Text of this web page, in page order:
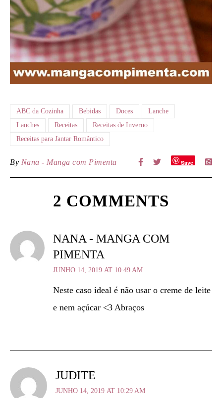
ABC da Cozinha Bebidas Doces
Lanche
Lanches
Receitas
Receitas de Inverno
Receitas para Jantar Romântico
By Nana - Manga com Pimenta Save
2 COMMENTS
NANA - MANGA COM
PIMENTA
JUNHO 14, 2019 AT 10:49 AM
Neste caso ideal é não usar o creme de leite
e nem açúcar <3 Abraços
JUDITE
JUNHO 14, 2019 AT 10:29 AM